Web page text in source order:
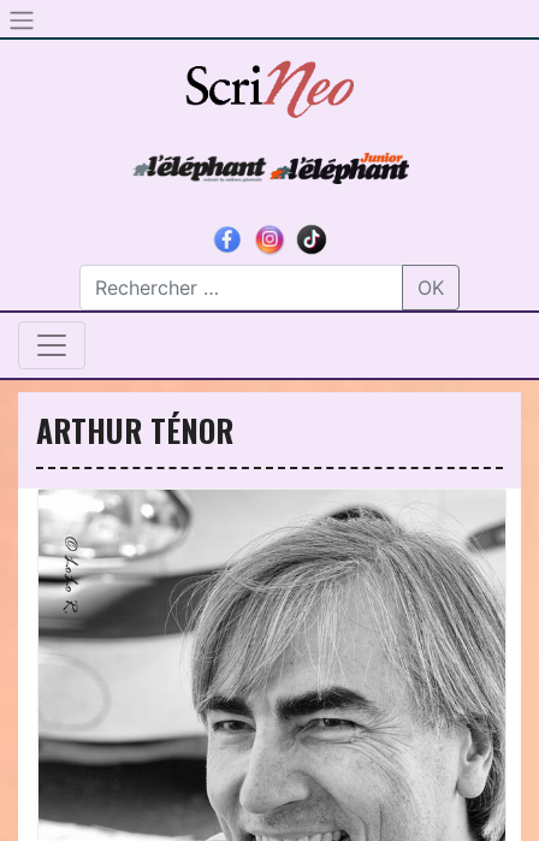
OK
ARTHUR TÉNOR